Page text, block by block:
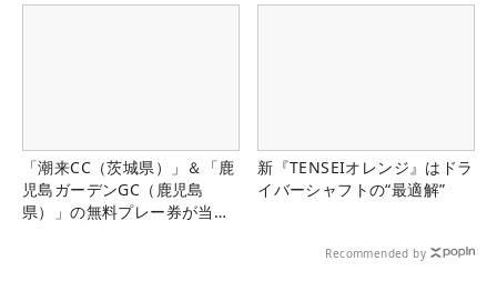
「潮来CC（茨城県）」＆「鹿
児島ガーデンGC（鹿児島
県）」の無料プレー券が当た
新『TENSEIオレンジ』はドラ
イバーシャフトの“最適解”
Recommended by